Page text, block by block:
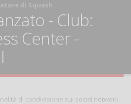
di Squash
- Club:
Center -
di condivisione sui social network